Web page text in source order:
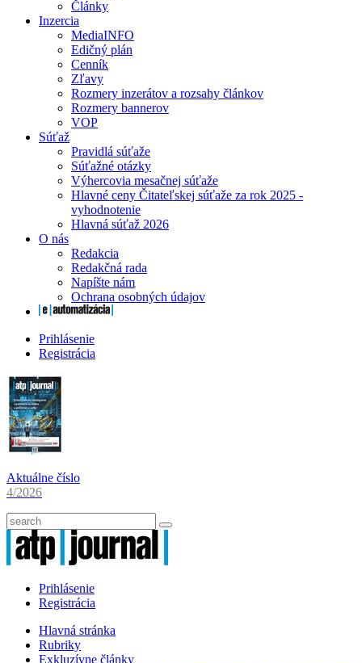
Články
Inzercia
MediaINFO
Edičný plán
Cenník
Zľavy
Rozmery inzerátov a rozsahy článkov
Rozmery bannerov
VOP
Súťaž
Pravidlá súťaže
Súťažné otázky
Výhercovia mesačnej súťaže
Hlavné ceny Čitateľskej súťaže za rok 2025 -
vyhodnotenie
Hlavná súťaž 2026
O nás
Redakcia
Redakčná rada
Napíšte nám
Ochrana osobných údajov
Prihlásenie
Registrácia
Aktuálne číslo
4/2026
Prihlásenie
Registrácia
Hlavná stránka
Rubriky
Exkluzívne články